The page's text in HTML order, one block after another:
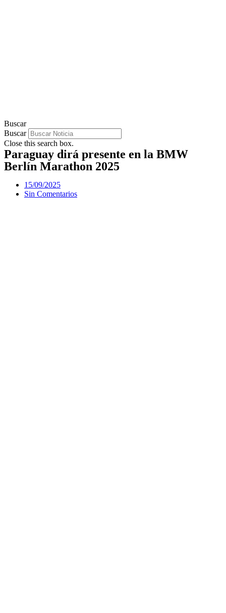
Buscar
Buscar
Close this search box.
Paraguay dirá presente en la BMW
Berlín Marathon 2025
15/09/2025
Sin Comentarios